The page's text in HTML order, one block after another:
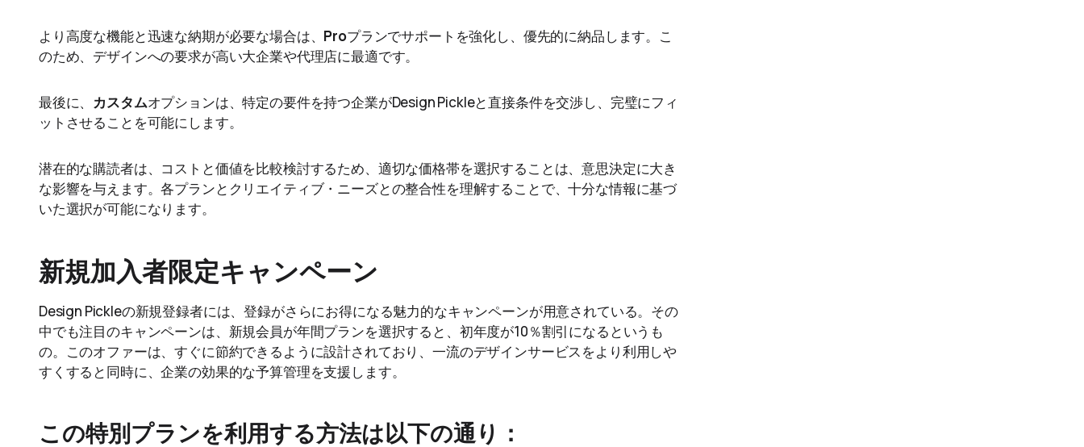
より高度な機能と迅速な納期が必要な場合は、 Proプランでサポートを強化し、優先的に納品します。こ
のため、デザインへの要求が高い大企業や代理店に最適です。
最後に、 カスタムオプションは、特定の要件を持つ企業がDesign Pickleと直接条件を交渉し、完璧にフィ
ットさせることを可能にします。
潜在的な購読者は、コストと価値を比較検討するため、適切な価格帯を選択することは、意思決定に大き
な影響を与えます。各プランとクリエイティブ・ニーズとの整合性を理解することで、十分な情報に基づ
いた選択が可能になります。
新規加入者限定キャンペーン
Design Pickleの新規登録者には、登録がさらにお得になる魅力的なキャンペーンが用意されている。その
中でも注目のキャンペーンは、新規会員が年間プランを選択すると、初年度が10％割引になるというも
の。このオファーは、すぐに節約できるように設計されており、一流のデザインサービスをより利用しや
すくすると同時に、企業の効果的な予算管理を支援します。
この特別プランを利用する方法は以下の通り：